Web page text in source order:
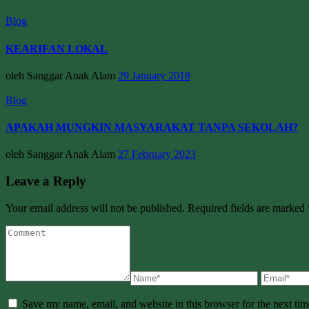
Blog
KEARIFAN LOKAL
oleh Sanggar Anak Alam 29 January 2018
Blog
APAKAH MUNGKIN MASYARAKAT TANPA SEKOLAH?
oleh Sanggar Anak Alam 27 February 2023
Leave a Reply
Your email address will not be published. Required fields are marked
Save my name, email, and website in this browser for the next